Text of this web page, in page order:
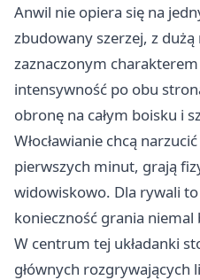
Anwil nie opiera się na
zbudowany szerzej, z
zaznaczonym
intensywność po obu
obronę na całym boisku i
Włocławianie chcą
pierwszych minut, grają
widowiskowo. Dla rywali
konieczność grania niemal
W centrum tej układanki
głównych rozgrywających